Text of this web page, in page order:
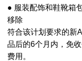
● 服装配饰和鞋靴箱
移除
符合该计划要求的新
品后的6个月内，免
费用。